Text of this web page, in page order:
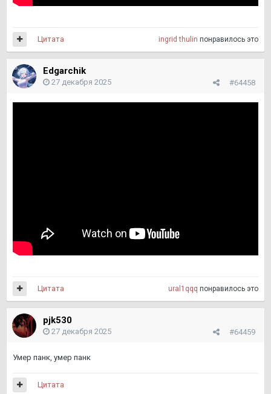
ingrid thulin понравилось это
Цитата
Edgarchik
#64458
27 декабря 2025
ural1qqq понравилось это
Цитата
pjk530
#64459
27 декабря 2025
Умер панк, умер панк
Цитата